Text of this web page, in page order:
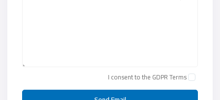
I consent to the GDPR Terms